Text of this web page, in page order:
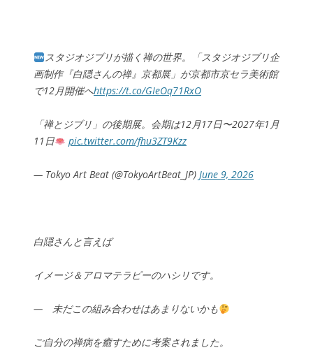
スタジオジブリが描く禅の世界。「スタジオジブリ企
画制作『白隠さんの禅』京都展」が京都市京セラ美術館
で12月開催へhttps://t.co/GIeOq71RxO
「禅とジブリ」の後期展。会期は12月17日〜2027年1月
11日
pic.twitter.com/fhu3ZT9Kzz
— Tokyo Art Beat (@TokyoArtBeat_JP) June 9, 2026
白隠さんと言えば
イメージ＆アロマテラピーのハシリです。
— 未だこの組み合わせはあまりないかも
ご自分の禅病を癒すために考案されました。